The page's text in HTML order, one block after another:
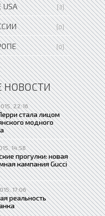
USA [3]
[0]
[0]
НОВОСТИ
22:16
стала лицом
модного
14:58
прогулки: новая
кампания Gucci
17:06
реальность